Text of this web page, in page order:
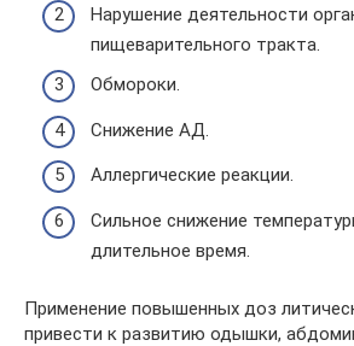
Нарушение деятельности
пищеварительного тракта.
Обмороки.
Снижение АД.
Аллергические реакции.
Сильное снижение
длительное время.
Применение повышенных доз
привести к развитию одышки,